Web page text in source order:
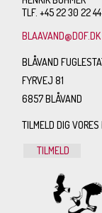
TLF. +45 22 30 22 44
BLAAVAND@DOF.DK
BLÅVAND
FYRVEJ 81
6857 BLÅVAND
TILMELD DIG
TILMELD